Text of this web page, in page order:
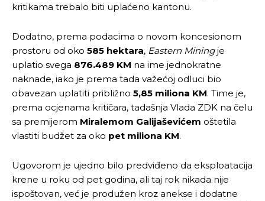
kritikama trebalo biti uplaćeno kantonu.
Dodatno, prema podacima o novom koncesionom
prostoru od oko 585 hektara, Eastern Miningje
uplatio svega 876.489 KM na ime jednokratne
naknade, iako je prema tada važećoj odluci bio
obavezan uplatiti približno 5,85 miliona KM. Time je,
prema ocjenama kritičara, tadašnja Vlada ZDK na čelu
sa premijerom Miralemom Galijaševićem oštetila
vlastiti budžet za oko pet miliona KM.
Ugovorom je ujedno bilo predviđeno da eksploatacija
krene u roku od pet godina, ali taj rok nikada nije
ispoštovan, već je produžen kroz anekse i dodatne